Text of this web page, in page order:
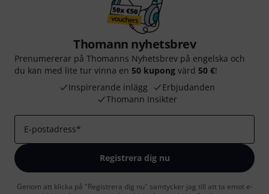
Thomann nyhetsbrev
Prenumererar på Thomanns Nyhetsbrev på engelska och
du kan med lite tur vinna en 50 kupong värd 50 €!
Inspirerande inlägg
Erbjudanden
Thomann Insikter
E-postadress*
Registrera dig nu
Genom att klicka på "Registrera dig nu" samtycker jag till att ta emot e-